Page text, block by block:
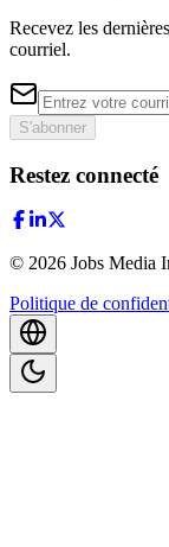
Recevez les
courriel.
S'abonner
Restez connecté
© 2026 Jobs Media
Politique de